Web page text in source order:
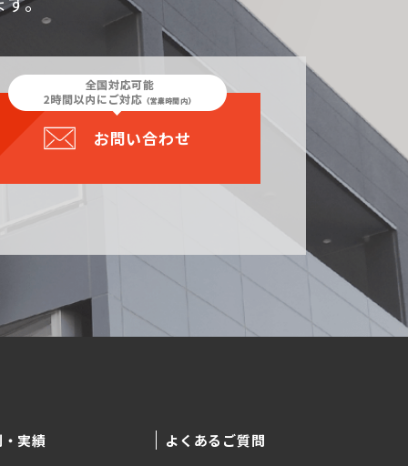
お問い合わせ
実績 よくあるご質問